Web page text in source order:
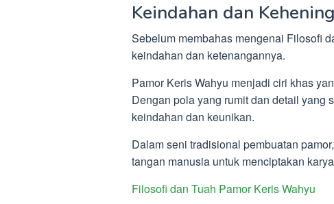
Keindahan dan
Sebelum membahas mengenai Filosofi
keindahan dan ketenangannya.
Pamor Keris Wahyu menjadi ciri khas
Dengan pola yang rumit dan detail yang
keindahan dan keunikan.
Dalam seni tradisional pembuatan
tangan manusia untuk menciptakan
Filosofi dan Tuah Pamor Keris Wahyu